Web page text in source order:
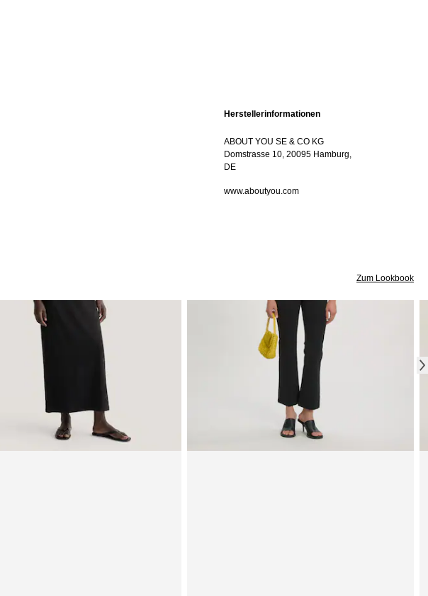
Herstellerinformationen
ABOUT YOU SE & CO KG
Domstrasse 10, 20095 Hamburg,
DE
www.aboutyou.com
Zum Lookbook